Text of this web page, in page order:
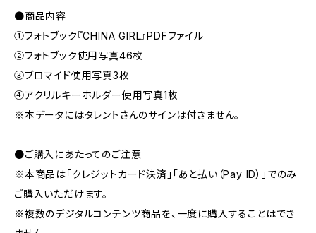
●商品内容
①フォトブック『CHINA GIRL』PDFファイル
②フォトブック使用写真46枚
③ブロマイド使用写真3枚
④アクリルキーホルダー使用写真1枚
※本データにはタレントさんのサインは付きません。
●ご購入にあたってのご注意
※本商品は「クレジットカード決済」「あと払い（Pay ID）」でのみ
ご購入いただけます。
※複数のデジタルコンテンツ商品を、一度に購入することはでき